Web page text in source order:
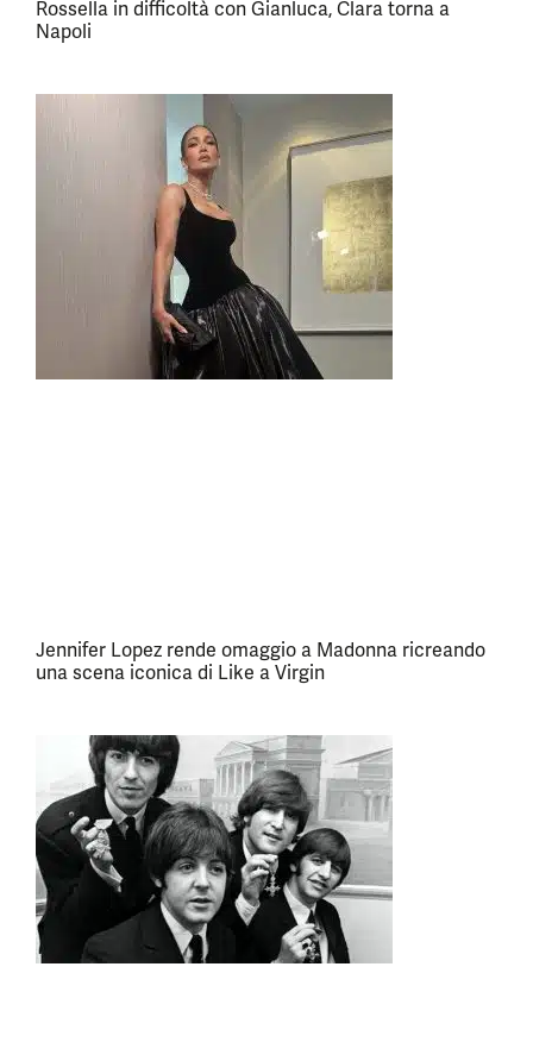
Rossella in difficoltà con Gianluca, Clara torna a
Napoli
Jennifer Lopez rende omaggio a Madonna ricreando
una scena iconica di Like a Virgin